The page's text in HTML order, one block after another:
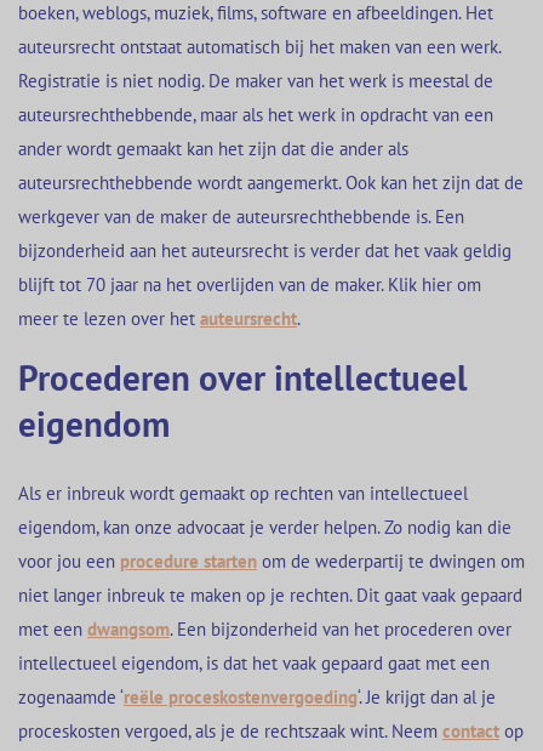
boeken, weblogs, muziek, films, software en afbeeldingen. Het
auteursrecht ontstaat automatisch bij het maken van een werk.
Registratie is niet nodig. De maker van het werk is meestal de
auteursrechthebbende, maar als het werk in opdracht van een
ander wordt gemaakt kan het zijn dat die ander als
auteursrechthebbende wordt aangemerkt. Ook kan het zijn dat de
werkgever van de maker de auteursrechthebbende is. Een
bijzonderheid aan het auteursrecht is verder dat het vaak geldig
blijft tot 70 jaar na het overlijden van de maker. Klik hier om
meer te lezen over het auteursrecht.
Procederen over intellectueel
eigendom
Als er inbreuk wordt gemaakt op rechten van intellectueel
eigendom, kan onze advocaat je verder helpen. Zo nodig kan die
voor jou een procedure starten om de wederpartij te dwingen om
niet langer inbreuk te maken op je rechten. Dit gaat vaak gepaard
met een dwangsom. Een bijzonderheid van het procederen over
intellectueel eigendom, is dat het vaak gepaard gaat met een
zogenaamde ‘reële proceskostenvergoeding‘. Je krijgt dan al je
proceskosten vergoed, als je de rechtszaak wint. Neem contact op